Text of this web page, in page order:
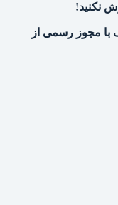
با مجوز رسمی از